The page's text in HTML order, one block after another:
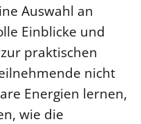
Auswahl an
Einblicke und
praktischen
nicht
Energien lernen,
wie die